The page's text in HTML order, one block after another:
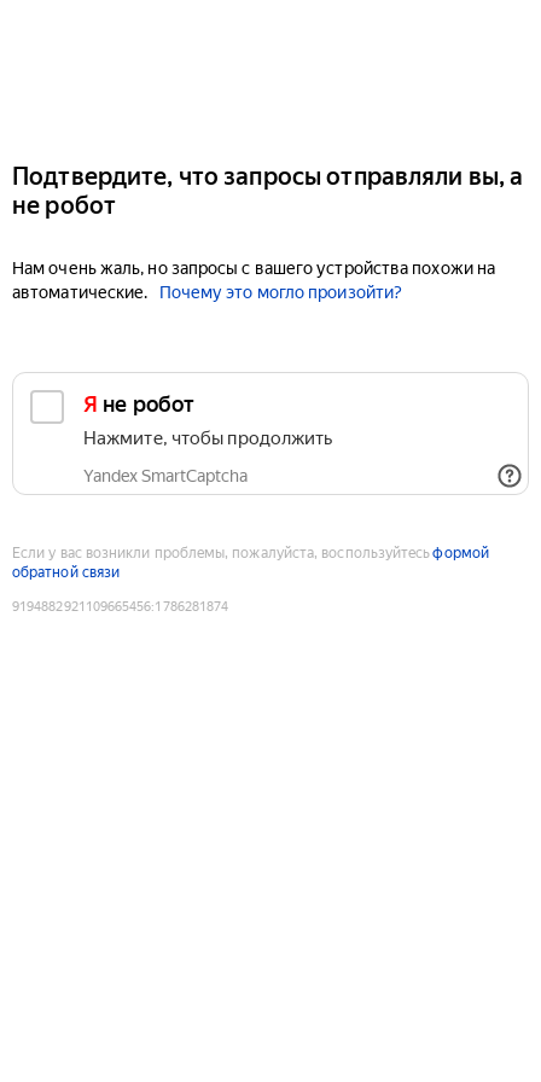
Подтвердите, что запросы отправляли вы, а
не робот
Нам очень жаль, но запросы с вашего устройства похожи на
автоматические.
Почему это могло произойти?
Я не робот
Нажмите, чтобы продолжить
Yandex SmartCaptcha
Если у вас возникли проблемы, пожалуйста, воспользуйтесьформой
обратной связи
9194882921109665456:1786281874